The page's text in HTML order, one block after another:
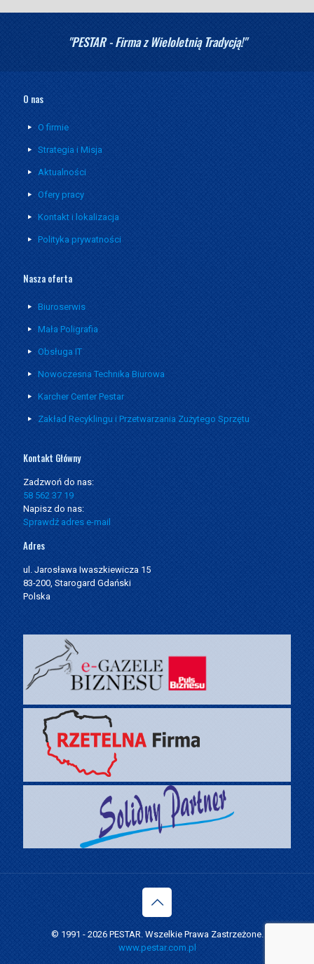
"PESTAR - Firma z Wieloletnią Tradycją!"
O nas
O firmie
Strategia i Misja
Aktualności
Ofery pracy
Kontakt i lokalizacja
Polityka prywatności
Nasza oferta
Biuroserwis
Mała Poligrafia
Obsługa IT
Nowoczesna Technika Biurowa
Karcher Center Pestar
Zakład Recyklingu i Przetwarzania Zużytego Sprzętu
Kontakt Główny
Zadzwoń do nas:
58 562 37 19
Napisz do nas:
Sprawdź adres e-mail
Adres
ul. Jarosława Iwaszkiewicza 15
83-200, Starogard Gdański
Polska
© 1991 - 2026 PESTAR. Wszelkie Prawa Zastrzeżone.
www.pestar.com.pl